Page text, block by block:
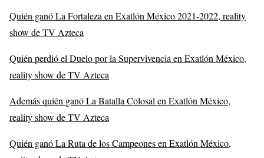
Quién ganó La Fortaleza en Exatlón México 2021-2022, reality
show de TV Azteca
Quién perdió el Duelo por la Supervivencia en Exatlón México,
reality show de TV Azteca
Además quién ganó La Batalla Colosal en Exatlón México,
reality show de TV Azteca
Quién ganó La Ruta de los Campeones en Exatlón México,